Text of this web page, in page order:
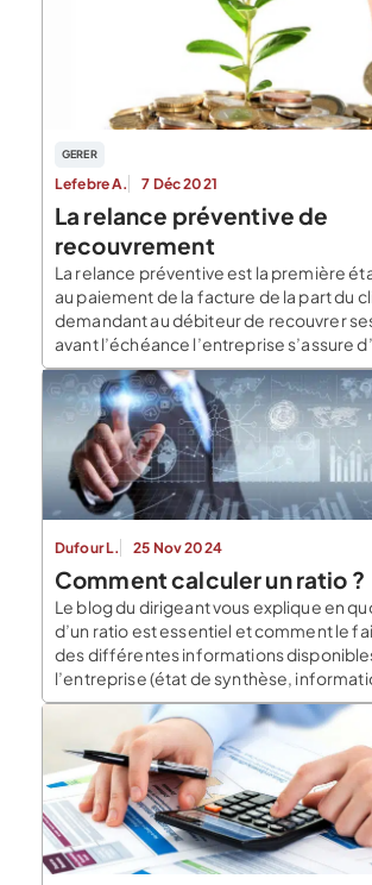
GERER
Lefebre A. 7 Déc 2021
La relance préventive de
recouvrement
La relance préventive est la première
au paiement de la facture de la part du
demandant au débiteur de recouvrer
avant l’échéance l’entreprise s’assure
dans les temps et de diminuer les
paiement de ses factures. Ceci afin
flux de trésorerie, son besoin […]
Dufour L. 25 Nov 2024
Comment calculer un ratio ?
Le blog du dirigeant vous explique en
d’un ratio est essentiel et comment le
des différentes informations
l’entreprise (état de synthèse,
comptable, etc.). Pourquoi calculer un
un ratio est essentiel pour toute
soit son statut juridique, sa taille, ou son